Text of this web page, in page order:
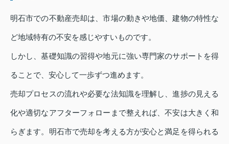
明石市での不動産売却は、市場の動きや地価、建物の特性な
ど地域特有の不安を感じやすいものです。
しかし、基礎知識の習得や地元に強い専門家のサポートを得
ることで、安心して一歩ずつ進めます。
売却プロセスの流れや必要な法知識を理解し、進捗の見える
化や適切なアフターフォローまで整えれば、不安は大きく和
らぎます。明石市で売却を考える方が安心と満足を得られる